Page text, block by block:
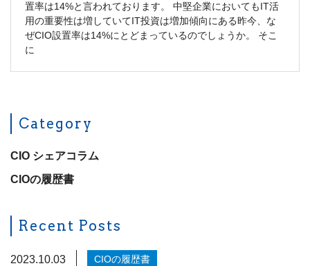
置率は14%と言われております。 中堅企業においてもIT活
用の重要性は増していてIT投資は増加傾向にある昨今、な
ぜCIO設置率は14%にとどまっているのでしょうか。 そこ
に
Category
CIO シェアコラム
CIOの履歴書
Recent Posts
2023.10.03 CIOの履歴書